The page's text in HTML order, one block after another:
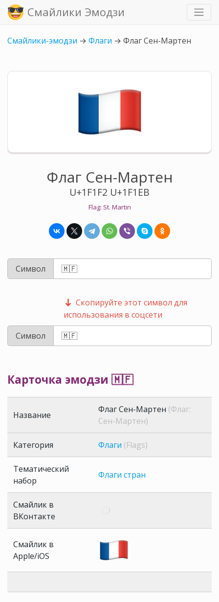
Смайлики Эмодзи
Смайлики-эмодзи → Флаги → Флаг Сен-Мартен
Флаг Сен-Мартен
U+1F1F2 U+1F1EB
Flag: St. Martin
Символ
Скопируйте этот символ для
использования в соцсети
Символ
Карточка эмодзи 🇲🇫
Название
Флаг Сен-Мартен (Флаг:
Сен-Мартен)
Категория Флаги (Flags)
Тематический
набор
Флаги стран
Смайлик в
ВКонтакте
Смайлик в
Apple/iOS